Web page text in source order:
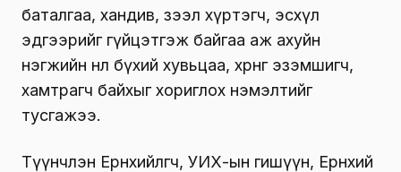
баталгаа, хандив, зээл хүртэгч, эсхүл
эдгээрийг гүйцэтгэж байгаа аж ахуйн
нэгжийн нөлөө бүхий хувьцаа, хөрөнгө эзэмшигч,
хамтрагч байхыг хориглох нэмэлтийг
тусгажээ.
Түүнчлэн Ерөнхийлөгч, УИХ-ын гишүүн, Ерөнхий